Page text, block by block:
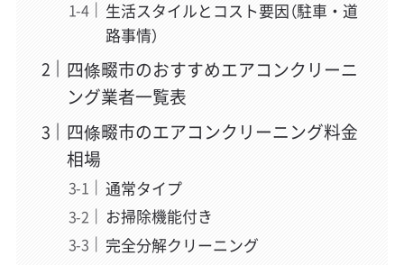
生活スタイルとコスト要因（駐車・道
路事情）
四條畷市のおすすめエアコンクリーニ
ング業者一覧表
四條畷市のエアコンクリーニング料金
相場
通常タイプ
お掃除機能付き
完全分解クリーニング